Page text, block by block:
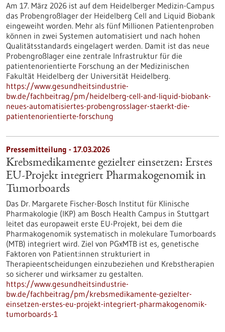
Am 17. März 2026 ist auf dem Heidelberger Medizin-Campus
das Probengroßlager der Heidelberg Cell and Liquid Biobank
eingeweiht worden. Mehr als fünf Millionen Patientenproben
können in zwei Systemen automatisiert und nach hohen
Qualitätsstandards eingelagert werden. Damit ist das neue
Probengroßlager eine zentrale Infrastruktur für die
patientenorientierte Forschung an der Medizinischen
Fakultät Heidelberg der Universität Heidelberg.
https://www.gesundheitsindustrie-
bw.de/fachbeitrag/pm/heidelberg-cell-and-liquid-biobank-
neues-automatisiertes-probengrosslager-staerkt-die-
patientenorientierte-forschung
Pressemitteilung - 17.03.2026
Krebsmedikamente gezielter einsetzen: Erstes
EU-Projekt integriert Pharmakogenomik in
Tumorboards
Das Dr. Margarete Fischer-Bosch Institut für Klinische
Pharmakologie (IKP) am Bosch Health Campus in Stuttgart
leitet das europaweit erste EU-Projekt, bei dem die
Pharmakogenomik systematisch in molekulare Tumorboards
(MTB) integriert wird. Ziel von PGxMTB ist es, genetische
Faktoren von Patient:innen strukturiert in
Therapieentscheidungen einzubeziehen und Krebstherapien
so sicherer und wirksamer zu gestalten.
https://www.gesundheitsindustrie-
bw.de/fachbeitrag/pm/krebsmedikamente-gezielter-
einsetzen-erstes-eu-projekt-integriert-pharmakogenomik-
tumorboards-1